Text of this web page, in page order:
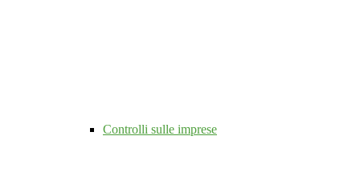
Controlli sulle imprese